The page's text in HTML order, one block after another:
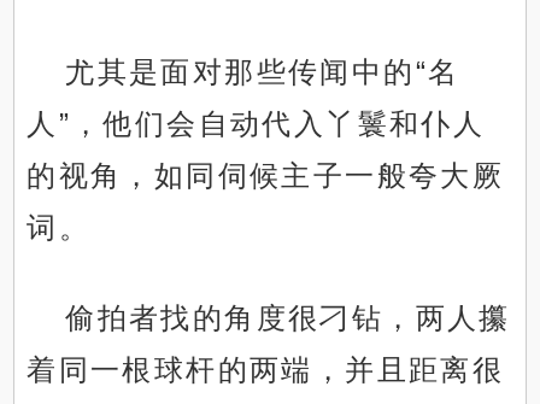
尤其是面对那些传闻中的“名
人”，他们会自动代入丫鬟和仆人
的视角，如同伺候主子一般夸大厥
词。
偷拍者找的角度很刁钻，两人攥
着同一根球杆的两端，并且距离很